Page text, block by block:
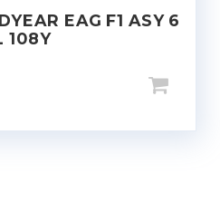
EAG F1 ASY 6
108Y